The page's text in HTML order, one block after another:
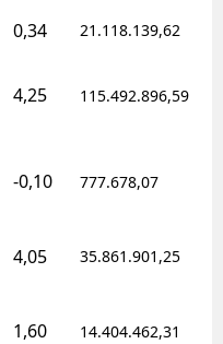
0,34 21.118.139,62
4,25 115.492.896,59
-0,10 777.678,07
4,05 35.861.901,25
1,60 14.404.462,31